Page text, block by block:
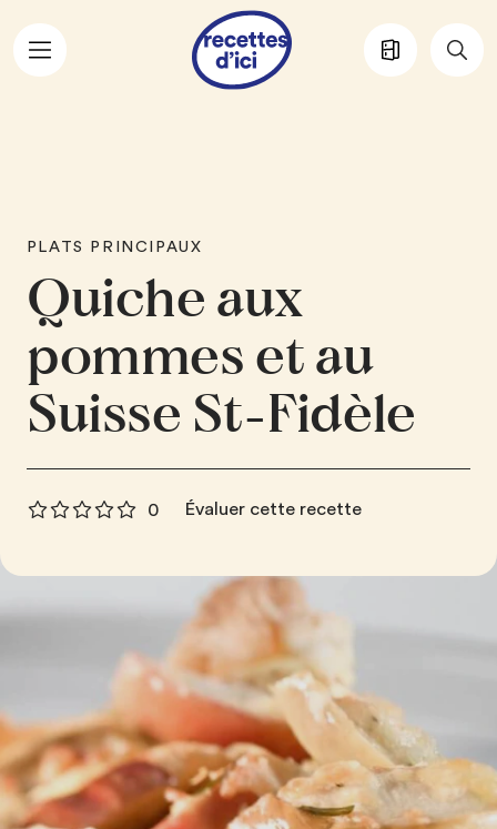
Aller au contenu principal
PLATS PRINCIPAUX
Quiche aux
pommes et au
Suisse St-Fidèle
0 Évaluer cette recette